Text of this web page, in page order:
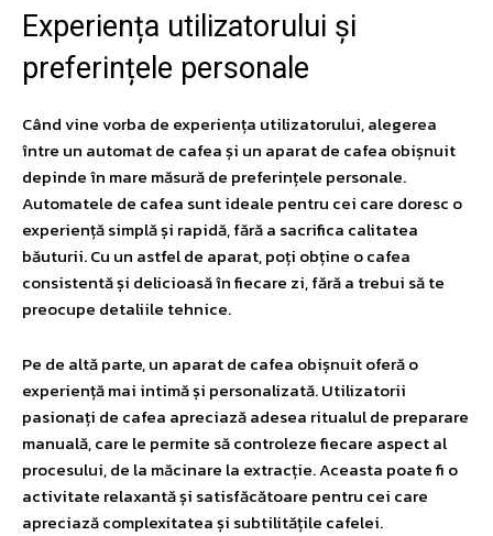
Experiența utilizatorului și
preferințele personale
Când vine vorba de experiența utilizatorului, alegerea
între un automat de cafea și un aparat de cafea obișnuit
depinde în mare măsură de preferințele personale.
Automatele de cafea sunt ideale pentru cei care doresc o
experiență simplă și rapidă, fără a sacrifica calitatea
băuturii. Cu un astfel de aparat, poți obține o cafea
consistentă și delicioasă în fiecare zi, fără a trebui să te
preocupe detaliile tehnice.
Pe de altă parte, un aparat de cafea obișnuit oferă o
experiență mai intimă și personalizată. Utilizatorii
pasionați de cafea apreciază adesea ritualul de preparare
manuală, care le permite să controleze fiecare aspect al
procesului, de la măcinare la extracție. Aceasta poate fi o
activitate relaxantă și satisfăcătoare pentru cei care
apreciază complexitatea și subtilitățile cafelei.